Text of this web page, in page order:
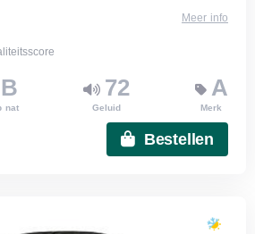
Meer info
B
nat
72
Geluid
A
Merk
Bestellen